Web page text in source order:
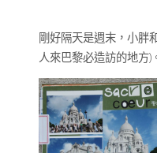
剛好隔天是週末，小胖
人來巴黎必造訪的地方)